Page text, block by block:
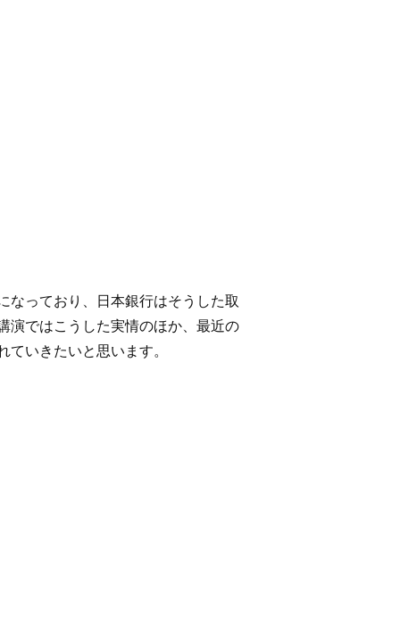
っており、日本銀行はそうした取
演ではこうした実情のほか、最近の
いきたいと思います。